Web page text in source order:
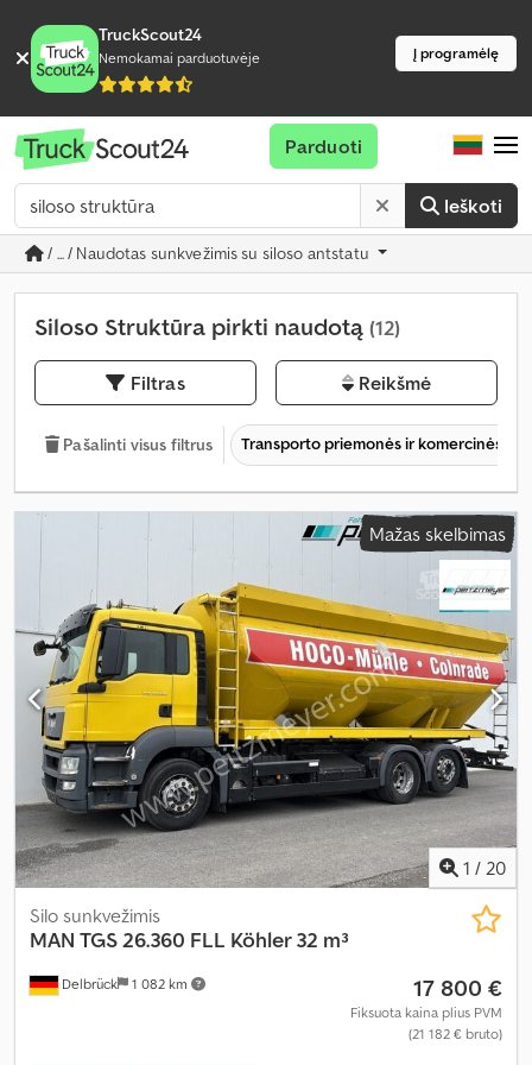
TruckScout24
Nemokamai parduotuvėje Į programėlę
Ieškoti
Parduoti
/ ... / Naudotas sunkvežimis su siloso antstatu
Siloso Struktūra pirkti naudotą (12)
Filtras Reikšmė
Pašalinti visus filtrus Transporto priemonės ir komercinės
Mažas skelbimas
1 / 20
Delbrück 1 082 km
Silo sunkvežimis
MAN TGS 26.360 FLL Köhler 32 m³
17 800 €
Fiksuota kaina plius PVM
(21 182 € bruto)